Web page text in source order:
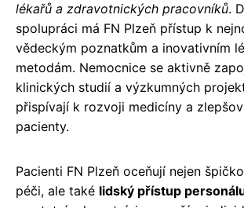
lékařů a zdravotnických pracovníků.
spolupráci má FN Plzeň přístup k
vědeckým poznatkům a inovativním
metodám. Nemocnice se aktivně
klinických studií a výzkumných
přispívají k rozvoji medicíny a
pacienty.
Pacienti FN Plzeň oceňují nejen
péči, ale také lidský přístup